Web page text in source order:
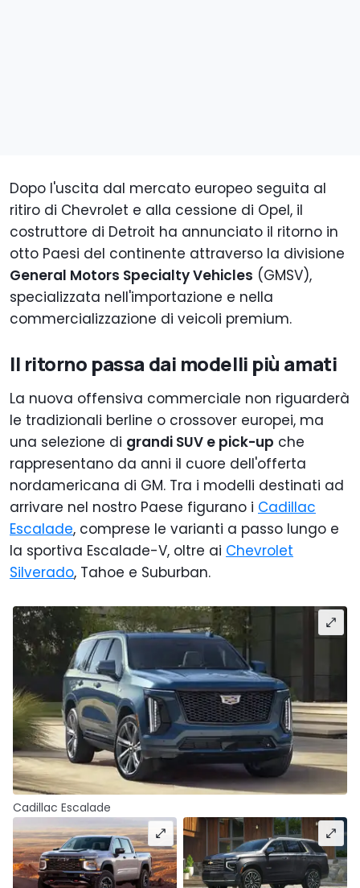
Dopo l'uscita dal mercato europeo seguita al
ritiro di Chevrolet e alla cessione di Opel, il
costruttore di Detroit ha annunciato il ritorno in
otto Paesi del continente attraverso la divisione
General Motors Specialty Vehicles (GMSV),
specializzata nell'importazione e nella
commercializzazione di veicoli premium.
Il ritorno passa dai modelli più amati
La nuova offensiva commerciale non riguarderà
le tradizionali berline o crossover europei, ma
una selezione di grandi SUV e pick-up che
rappresentano da anni il cuore dell'offerta
nordamericana di GM. Tra i modelli destinati ad
arrivare nel nostro Paese figurano i Cadillac
Escalade, comprese le varianti a passo lungo e
la sportiva Escalade-V, oltre ai Chevrolet
Silverado, Tahoe e Suburban.
Cadillac Escalade